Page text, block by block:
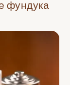
фундука